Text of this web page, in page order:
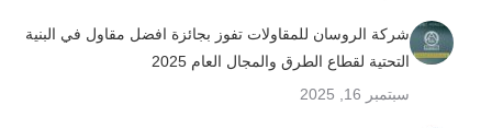
شركة الروسان للمقاولات تفوز بجائزة افضل مقاول في البنية
التحتية لقطاع الطرق والمجال العام 2025
سبتمبر 16, 2025